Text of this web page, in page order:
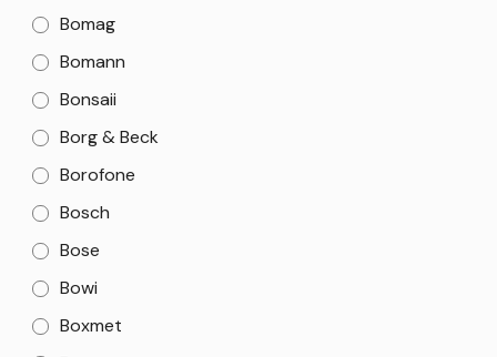
Bomag
Bomann
Bonsaii
Borg & Beck
Borofone
Bosch
Bose
Bowi
Boxmet